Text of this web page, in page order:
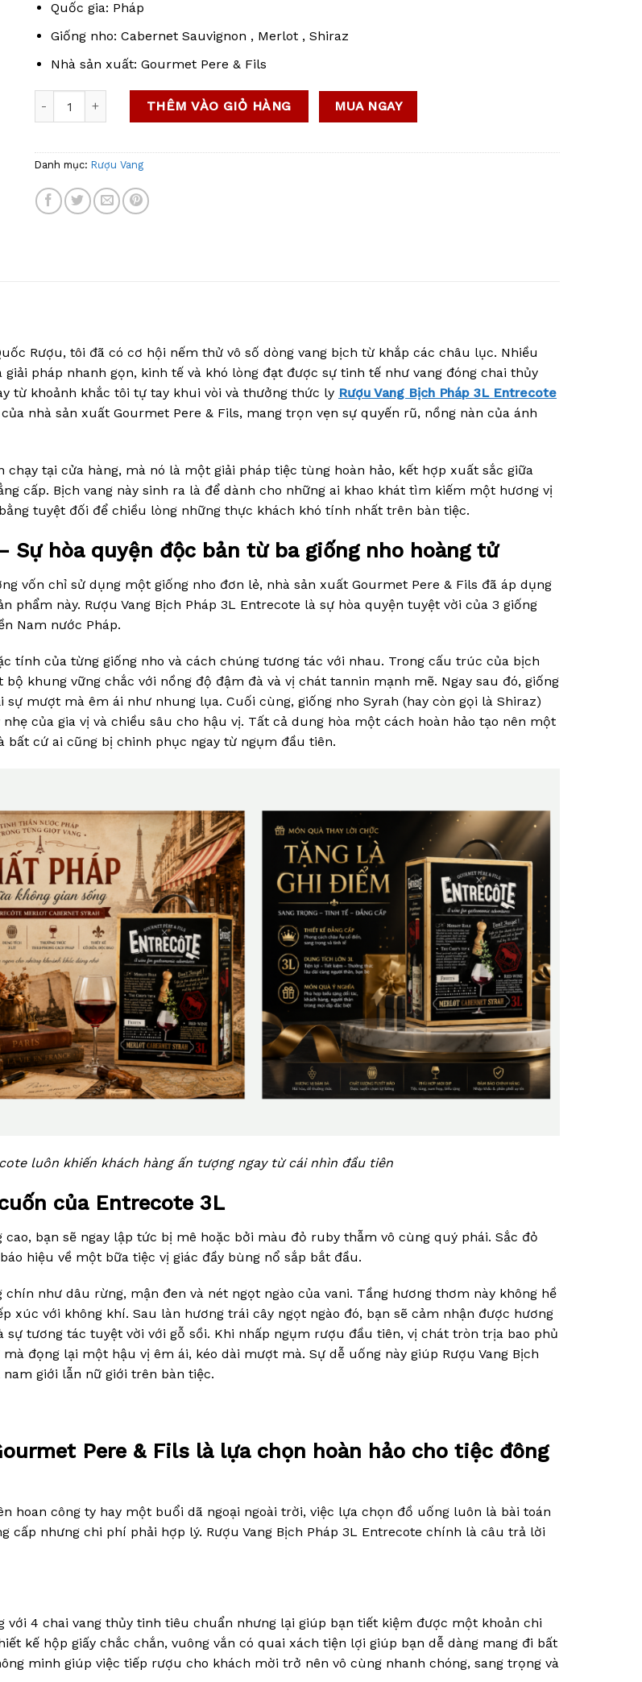
Quốc gia: Pháp
Giống nho: Cabernet Sauvignon , Merlot , Shiraz
Nhà sản xuất: Gourmet Pere & Fils
Rượu Vang Bịch Pháp 3L Entrecote: Đỉnh cao hương vị đậm đà cho bàn tiệc thượng hạng số lượng
THÊM VÀO GIỎ HÀNG MUA NGAY
Danh mục: Rượu Vang
Rượu, tôi đã có cơ hội nếm thử vô số dòng vang bịch từ khắp các châu lục. Nhiều
pháp nhanh gọn, kinh tế và khó lòng đạt được sự tinh tế như vang đóng chai thủy
từ khoảnh khắc tôi tự tay khui vòi và thưởng thức ly Rượu Vang Bịch Pháp 3L Entrecote
nhà sản xuất Gourmet Pere & Fils, mang trọn vẹn sự quyến rũ, nồng nàn của ánh
tại cửa hàng, mà nó là một giải pháp tiệc tùng hoàn hảo, kết hợp xuất sắc giữa
cấp. Bịch vang này sinh ra là để dành cho những ai khao khát tìm kiếm một hương vị
tuyệt đối để chiều lòng những thực khách khó tính nhất trên bàn tiệc.
Sự hòa quyện độc bản từ ba giống nho hoàng tử
vốn chỉ sử dụng một giống nho đơn lẻ, nhà sản xuất Gourmet Pere & Fils đã áp dụng
phẩm này. Rượu Vang Bịch Pháp 3L Entrecote là sự hòa quyện tuyệt vời của 3 giống
Nam nước Pháp.
tính của từng giống nho và cách chúng tương tác với nhau. Trong cấu trúc của bịch
khung vững chắc với nồng độ đậm đà và vị chát tannin mạnh mẽ. Ngay sau đó, giống
mượt mà êm ái như nhung lụa. Cuối cùng, giống nho Syrah (hay còn gọi là Shiraz)
của gia vị và chiều sâu cho hậu vị. Tất cả dung hòa một cách hoàn hảo tạo nên một
bất cứ ai cũng bị chinh phục ngay từ ngụm đầu tiên.
luôn khiến khách hàng ấn tượng ngay từ cái nhìn đầu tiên
của Entrecote 3L
bạn sẽ ngay lập tức bị mê hoặc bởi màu đỏ ruby thẫm vô cùng quý phái. Sắc đỏ
hiệu về một bữa tiệc vị giác đầy bùng nổ sắp bắt đầu.
như dâu rừng, mận đen và nét ngọt ngào của vani. Tầng hương thơm này không hề
với không khí. Sau làn hương trái cây ngọt ngào đó, bạn sẽ cảm nhận được hương
tương tác tuyệt vời với gỗ sồi. Khi nhấp ngụm rượu đầu tiên, vị chát tròn trịa bao phủ
đọng lại một hậu vị êm ái, kéo dài mượt mà. Sự dễ uống này giúp Rượu Vang Bịch
giới lẫn nữ giới trên bàn tiệc.
Pere & Fils là lựa chọn hoàn hảo cho tiệc đông
hoan công ty hay một buổi dã ngoại ngoài trời, việc lựa chọn đồ uống luôn là bài toán
cấp nhưng chi phí phải hợp lý. Rượu Vang Bịch Pháp 3L Entrecote chính là câu trả lời
4 chai vang thủy tinh tiêu chuẩn nhưng lại giúp bạn tiết kiệm được một khoản chi
kế hộp giấy chắc chắn, vuông vắn có quai xách tiện lợi giúp bạn dễ dàng mang đi bất
minh giúp việc tiếp rượu cho khách mời trở nên vô cùng nhanh chóng, sang trọng và